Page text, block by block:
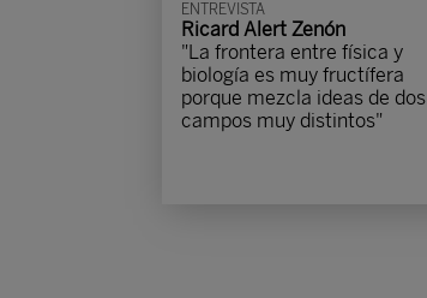
ENTREVISTA
Ricard Alert Zenón
"La frontera entre física y
biología es muy fructífera
porque mezcla ideas de dos
campos muy distintos"